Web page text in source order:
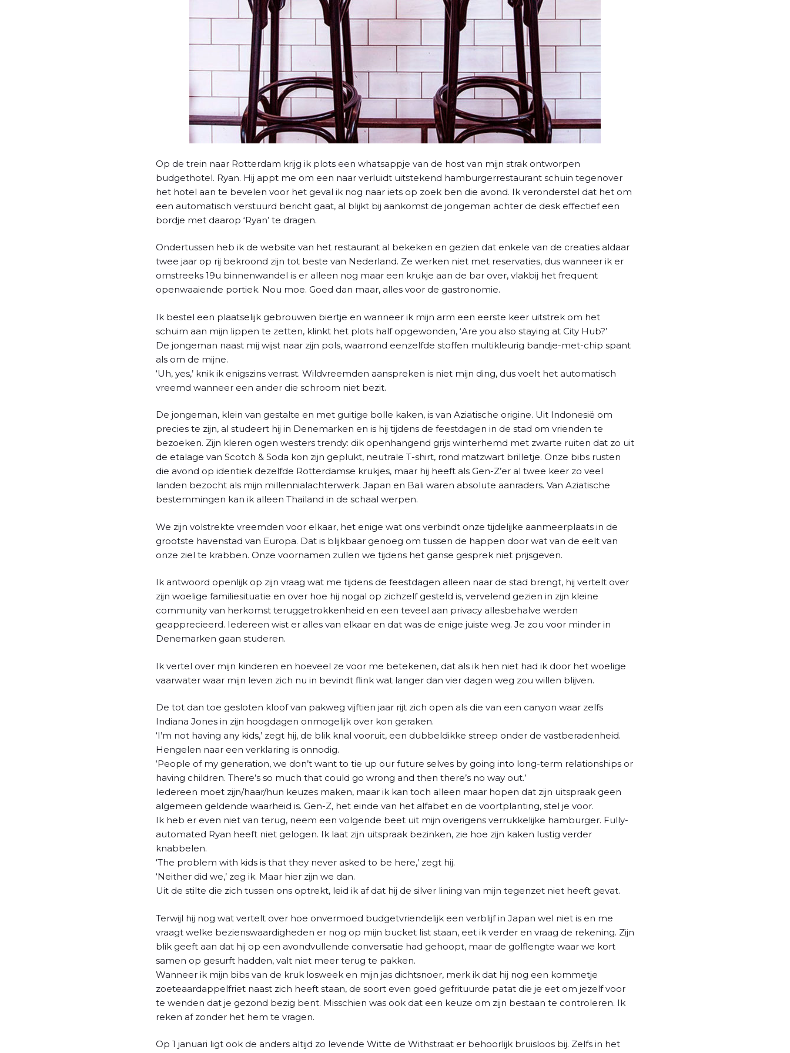
Op de trein naar Rotterdam krijg ik plots een whatsappje van de host van mijn strak ontworpen
budgethotel. Ryan. Hij appt me om een naar verluidt uitstekend hamburgerrestaurant schuin tegenover
het hotel aan te bevelen voor het geval ik nog naar iets op zoek ben die avond. Ik veronderstel dat het om
een automatisch verstuurd bericht gaat, al blijkt bij aankomst de jongeman achter de desk effectief een
bordje met daarop ‘Ryan’ te dragen.
Ondertussen heb ik de website van het restaurant al bekeken en gezien dat enkele van de creaties aldaar
twee jaar op rij bekroond zijn tot beste van Nederland. Ze werken niet met reservaties, dus wanneer ik er
omstreeks 19u binnenwandel is er alleen nog maar een krukje aan de bar over, vlakbij het frequent
openwaaiende portiek. Nou moe. Goed dan maar, alles voor de gastronomie.
Ik bestel een plaatselijk gebrouwen biertje en wanneer ik mijn arm een eerste keer uitstrek om het
schuim aan mijn lippen te zetten, klinkt het plots half opgewonden, ‘Are you also staying at City Hub?’
De jongeman naast mij wijst naar zijn pols, waarrond eenzelfde stoffen multikleurig bandje-met-chip spant
als om de mijne.
‘Uh, yes,’ knik ik enigszins verrast. Wildvreemden aanspreken is niet mijn ding, dus voelt het automatisch
vreemd wanneer een ander die schroom niet bezit.
De jongeman, klein van gestalte en met guitige bolle kaken, is van Aziatische origine. Uit Indonesië om
precies te zijn, al studeert hij in Denemarken en is hij tijdens de feestdagen in de stad om vrienden te
bezoeken. Zijn kleren ogen westers trendy: dik openhangend grijs winterhemd met zwarte ruiten dat zo uit
de etalage van Scotch & Soda kon zijn geplukt, neutrale T-shirt, rond matzwart brilletje. Onze bibs rusten
die avond op identiek dezelfde Rotterdamse krukjes, maar hij heeft als Gen-Z’er al twee keer zo veel
landen bezocht als mijn millennialachterwerk. Japan en Bali waren absolute aanraders. Van Aziatische
bestemmingen kan ik alleen Thailand in de schaal werpen.
We zijn volstrekte vreemden voor elkaar, het enige wat ons verbindt onze tijdelijke aanmeerplaats in de
grootste havenstad van Europa. Dat is blijkbaar genoeg om tussen de happen door wat van de eelt van
onze ziel te krabben. Onze voornamen zullen we tijdens het ganse gesprek niet prijsgeven.
Ik antwoord openlijk op zijn vraag wat me tijdens de feestdagen alleen naar de stad brengt, hij vertelt over
zijn woelige familiesituatie en over hoe hij nogal op zichzelf gesteld is, vervelend gezien in zijn kleine
community van herkomst teruggetrokkenheid en een teveel aan privacy allesbehalve werden
geapprecieerd. Iedereen wist er alles van elkaar en dat was de enige juiste weg. Je zou voor minder in
Denemarken gaan studeren.
Ik vertel over mijn kinderen en hoeveel ze voor me betekenen, dat als ik hen niet had ik door het woelige
vaarwater waar mijn leven zich nu in bevindt flink wat langer dan vier dagen weg zou willen blijven.
De tot dan toe gesloten kloof van pakweg vijftien jaar rijt zich open als die van een canyon waar zelfs
Indiana Jones in zijn hoogdagen onmogelijk over kon geraken.
‘I’m not having any kids,’ zegt hij, de blik knal vooruit, een dubbeldikke streep onder de vastberadenheid.
Hengelen naar een verklaring is onnodig.
‘People of my generation, we don’t want to tie up our future selves by going into long-term relationships or
having children. There’s so much that could go wrong and then there’s no way out.’
Iedereen moet zijn/haar/hun keuzes maken, maar ik kan toch alleen maar hopen dat zijn uitspraak geen
algemeen geldende waarheid is. Gen-Z, het einde van het alfabet en de voortplanting, stel je voor.
Ik heb er even niet van terug, neem een volgende beet uit mijn overigens verrukkelijke hamburger. Fully-
automated Ryan heeft niet gelogen. Ik laat zijn uitspraak bezinken, zie hoe zijn kaken lustig verder
knabbelen.
‘The problem with kids is that they never asked to be here,’ zegt hij.
‘Neither did we,’ zeg ik. Maar hier zijn we dan.
Uit de stilte die zich tussen ons optrekt, leid ik af dat hij de silver lining van mijn tegenzet niet heeft gevat.
Terwijl hij nog wat vertelt over hoe onvermoed budgetvriendelijk een verblijf in Japan wel niet is en me
vraagt welke bezienswaardigheden er nog op mijn bucket list staan, eet ik verder en vraag de rekening. Zijn
blik geeft aan dat hij op een avondvullende conversatie had gehoopt, maar de golflengte waar we kort
samen op gesurft hadden, valt niet meer terug te pakken.
Wanneer ik mijn bibs van de kruk losweek en mijn jas dichtsnoer, merk ik dat hij nog een kommetje
zoeteaardappelfriet naast zich heeft staan, de soort even goed gefrituurde patat die je eet om jezelf voor
te wenden dat je gezond bezig bent. Misschien was ook dat een keuze om zijn bestaan te controleren. Ik
reken af zonder het hem te vragen.
Op 1 januari ligt ook de anders altijd zo levende Witte de Withstraat er behoorlijk bruisloos bij. Zelfs in het